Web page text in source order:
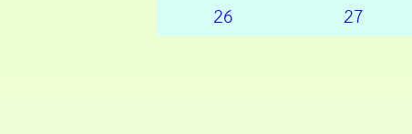
26
27